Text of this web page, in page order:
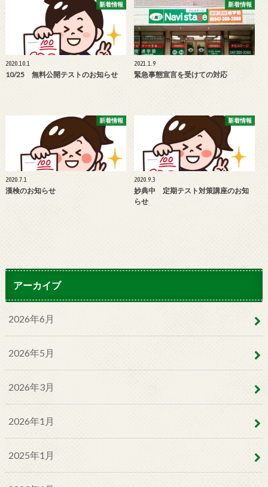
新着情報
2020.10.1
10/25 無料公開テストのお知らせ
新着情報
2021.1.9
緊急事態宣言を受けての対応
新着情報
2020.7.1
漢検のお知らせ
新着情報
2020.9.3
妙典中 定期テスト対策講座のお知
らせ
アーカイブ
2026年6月
2026年5月
2026年3月
2026年1月
2025年1月